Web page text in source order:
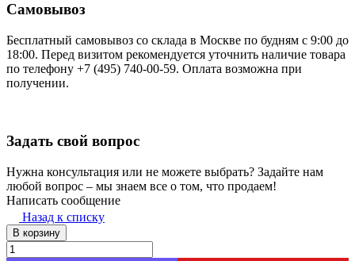
Самовывоз
Бесплатный самовывоз со склада в Москве по будням с 9:00 до
18:00. Перед визитом рекомендуется уточнить наличие товара
по телефону +7 (495) 740-00-59. Оплата возможна при
получении.
Задать свой вопрос
Нужна консультация или не можете выбрать? Задайте нам
любой вопрос – мы знаем все о том, что продаем!
Написать сообщение
Назад к списку
В корзину